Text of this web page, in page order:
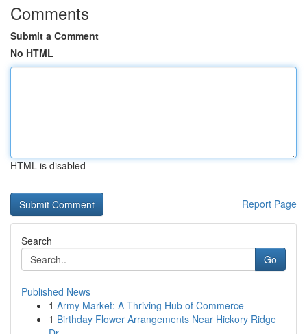
Comments
Submit a Comment
No HTML
HTML is disabled
Report Page
Search
Go
Published News
1 Army Market: A Thriving Hub of Commerce
1 Birthday Flower Arrangements Near Hickory Ridge